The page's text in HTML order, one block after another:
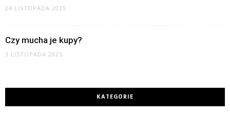
24 LISTOPADA 2025
Czy mucha je kupy?
3 LISTOPADA 2025
KATEGORIE